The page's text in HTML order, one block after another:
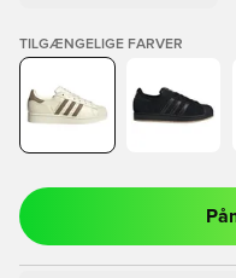
TILGÆNGELIGE FARVER